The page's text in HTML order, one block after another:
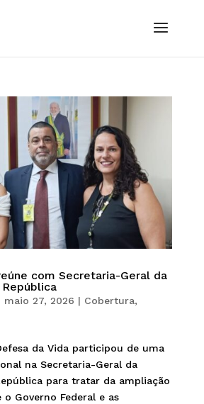
com Secretaria-Geral da
maio 27, 2026 | Cobertura,
da Vida participou de uma
na Secretaria-Geral da
para tratar da ampliação
Governo Federal e as